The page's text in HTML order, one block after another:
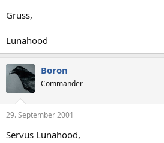
Gruss,
Lunahood
Boron
Commander
29. September 2001
Servus Lunahood,